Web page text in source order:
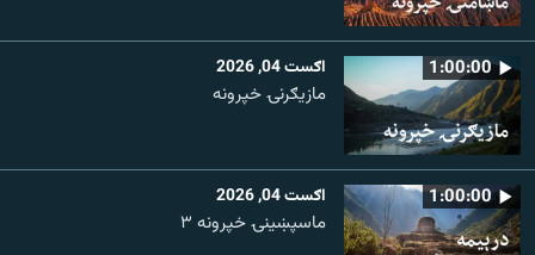
1:00:00 اګست 04, 2026
مازیګرنۍ خپرونه
1:00:00 اګست 04, 2026
ماسپښینۍ خپرونه ۳